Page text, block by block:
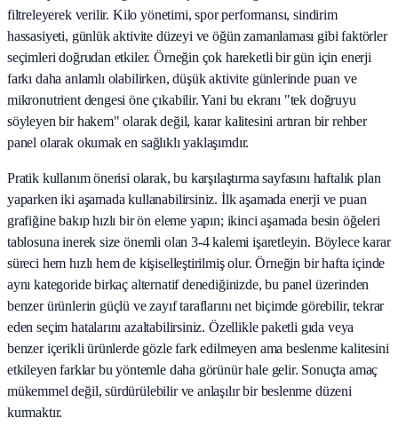
filtreleyerek verilir. Kilo yönetimi, spor performansı, sindirim
hassasiyeti, günlük aktivite düzeyi ve öğün zamanlaması gibi faktörler
seçimleri doğrudan etkiler. Örneğin çok hareketli bir gün için enerji
farkı daha anlamlı olabilirken, düşük aktivite günlerinde puan ve
mikronutrient dengesi öne çıkabilir. Yani bu ekranı "tek doğruyu
söyleyen bir hakem" olarak değil, karar kalitesini artıran bir rehber
panel olarak okumak en sağlıklı yaklaşımdır.
Pratik kullanım önerisi olarak, bu karşılaştırma sayfasını haftalık plan
yaparken iki aşamada kullanabilirsiniz. İlk aşamada enerji ve puan
grafiğine bakıp hızlı bir ön eleme yapın; ikinci aşamada besin öğeleri
tablosuna inerek size önemli olan 3-4 kalemi işaretleyin. Böylece karar
süreci hem hızlı hem de kişiselleştirilmiş olur. Örneğin bir hafta içinde
aynı kategoride birkaç alternatif denediğinizde, bu panel üzerinden
benzer ürünlerin güçlü ve zayıf taraflarını net biçimde görebilir, tekrar
eden seçim hatalarını azaltabilirsiniz. Özellikle paketli gıda veya
benzer içerikli ürünlerde gözle fark edilmeyen ama beslenme kalitesini
etkileyen farklar bu yöntemle daha görünür hale gelir. Sonuçta amaç
mükemmel değil, sürdürülebilir ve anlaşılır bir beslenme düzeni
kurmaktır.